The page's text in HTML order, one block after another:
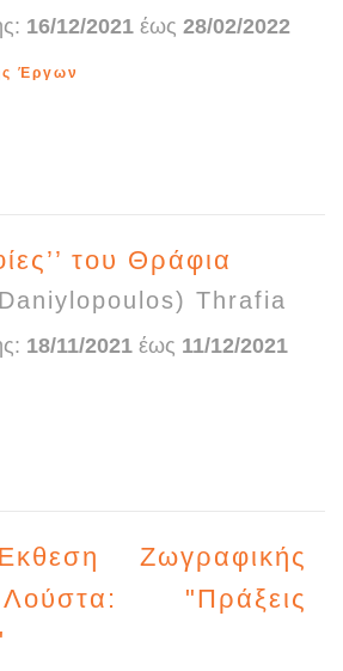
16/12/2021 έως 28/02/2022
Έργων
του Θράφια
Thrafia
18/11/2021 έως 11/12/2021
Ζωγραφικής
"Πράξεις